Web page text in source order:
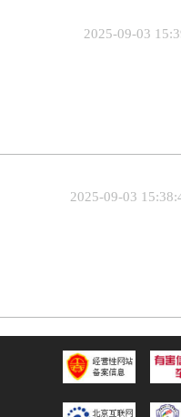
2025-09-03
2025-09-03